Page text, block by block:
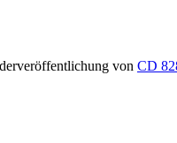
von CD